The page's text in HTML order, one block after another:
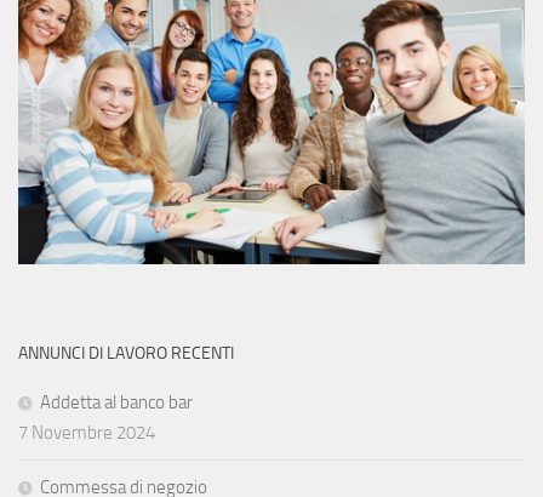
ANNUNCI DI LAVORO RECENTI
Addetta al banco bar
7 Novembre 2024
Commessa di negozio